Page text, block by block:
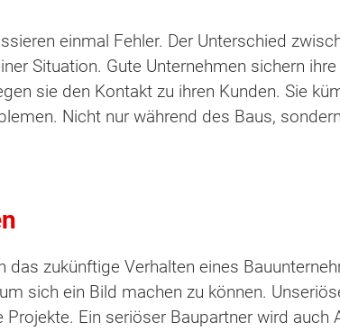
einmal Fehler. Der Unterschied
Situation. Gute Unternehmen sichern
sie den Kontakt zu ihren Kunden. Sie
Nicht nur während des Baus,
zukünftige Verhalten eines
sich ein Bild machen zu können.
Ein seriöser Baupartner wird